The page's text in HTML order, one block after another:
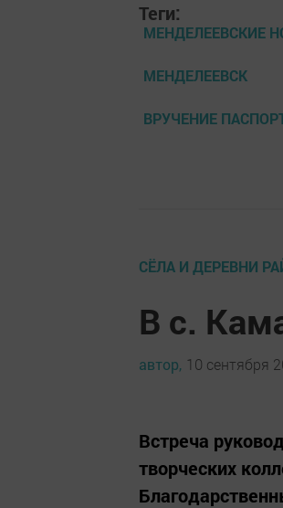
Теги:
МЕНДЕЛЕЕВСКИЕ
МЕНДЕЛЕЕВСК
ВРУЧЕНИЕ
СЁЛА И ДЕРЕВНИ
В с.
автор, 10 сентября
Встреча
творческих